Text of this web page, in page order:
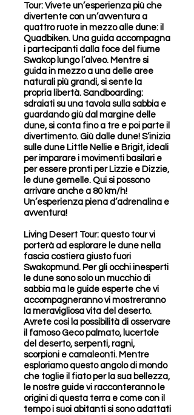
Tour: Vivete un’esperienza più che
divertente con un’avventura a
quattro ruote in mezzo alle dune: il
Quadbiken. Una guida accompagna
i partecipanti dalla foce del fiume
Swakop lungo l’alveo. Mentre si
guida in mezzo a una delle aree
naturali più grandi, si sente la
propria libertà. Sandboarding:
sdraiati su una tavola sulla sabbia e
guardando giù dal margine delle
dune, si conta fino a tre e poi parte il
divertimento. Giù dalle dune! S’inizia
sulle dune Little Nellie e Brigit, ideali
per imparare i movimenti basilari e
per essere pronti per Lizzie e Dizzie,
le dune gemelle. Qui si possono
arrivare anche a 80 km/h!
Un’esperienza piena d’adrenalina e
avventura!
Living Desert Tour: questo tour vi
porterà ad esplorare le dune nella
fascia costiera giusto fuori
Swakopmund. Per gli occhi inesperti
le dune sono solo un mucchio di
sabbia ma le guide esperte che vi
accompagneranno vi mostreranno
la meravigliosa vita del deserto.
Avrete cosi la possibilità di osservare
il famoso Geco palmato, lucertole
del deserto, serpenti, ragni,
scorpioni e camaleonti. Mentre
esploriamo questo angolo di mondo
che toglie il fiato per la sua bellezza,
le nostre guide vi racconteranno le
origini di questa terra e come con il
tempo i suoi abitanti si sono adattati